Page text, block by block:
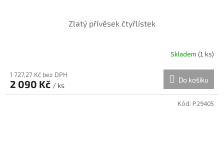
Zlatý přívěsek čtyřlístek
Skladem (1 ks)
1 727,27 Kč bez DPH
2 090 Kč / ks
Do košíku
Kód: P29405